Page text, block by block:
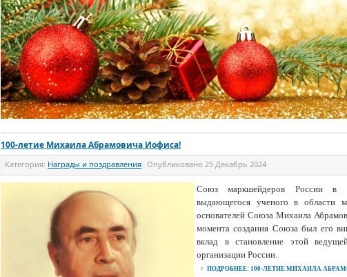
100-летие Михаила Абрамовича Иофиса!
Категория: Награды и поздравления Опубликовано 25 Декабрь 2024
Союз маркшейдеров России в
выдающегося ученого в области
основателей Союза Михаила
момента создания Союза был его
вклад в становление этой
организации России.
ПОДРОБНЕЕ: 100-ЛЕТИЕ МИХАИЛА